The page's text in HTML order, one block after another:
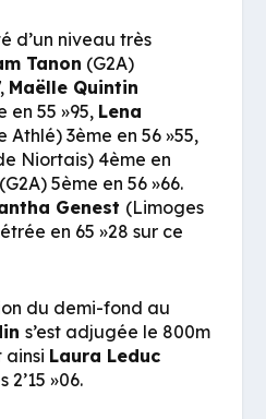
d’un niveau très
Tanon (G2A)
Maëlle Quintin
en 55 »95, Lena
Athlé) 3ème en 56 »55,
Niortais) 4ème en
(G2A) 5ème en 56 »66.
Genest (Limoges
en 65 »28 sur ce
du demi-fond au
s’est adjugée le 800m
ainsi Laura Leduc
»06.